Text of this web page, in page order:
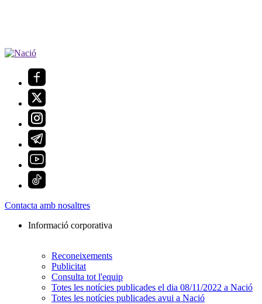
Contacta amb nosaltres
Informació corporativa
Reconeixements
Publicitat
Consulta tot l'equip
Totes les notícies publicades el dia 08/11/2022 a Nació
Totes les notícies publicades avui a Nació